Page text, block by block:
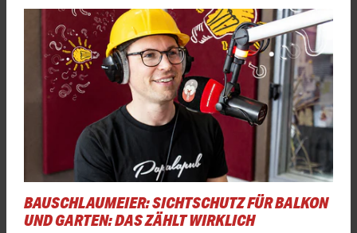
BAUSCHLAUMEIER: SICHTSCHUTZ FÜR BALKON
UND GARTEN: DAS ZÄHLT WIRKLICH